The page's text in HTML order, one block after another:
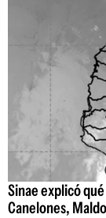
Sinae explicó
Canelones,